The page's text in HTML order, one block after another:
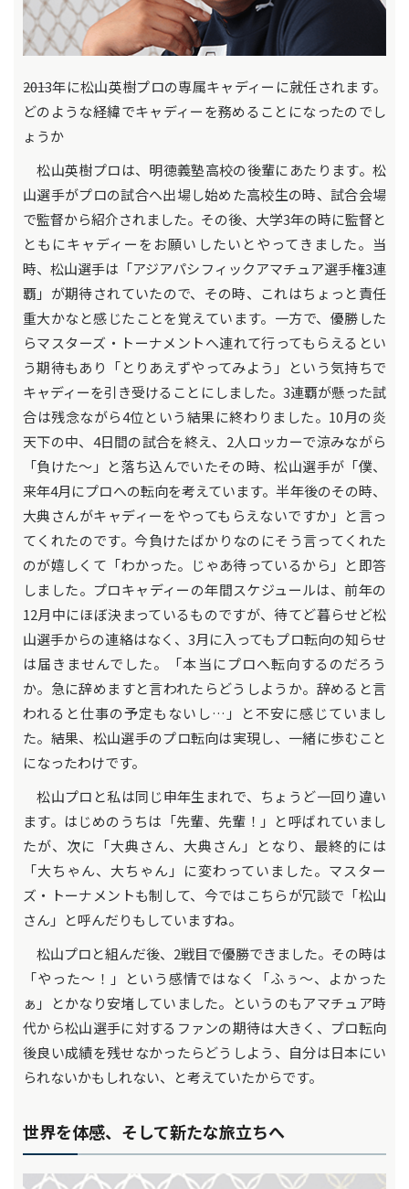
――2013年に松山英樹プロの専属キャディーに就任されます。
どのような経緯でキャディーを務めることになったのでし
ょうか
松山英樹プロは、明徳義塾高校の後輩にあたります。松
山選手がプロの試合へ出場し始めた高校生の時、試合会場
で監督から紹介されました。その後、大学3年の時に監督と
ともにキャディーをお願いしたいとやってきました。当
時、松山選手は「アジアパシフィックアマチュア選手権3連
覇」が期待されていたので、その時、これはちょっと責任
重大かなと感じたことを覚えています。一方で、優勝した
らマスターズ・トーナメントへ連れて行ってもらえるとい
う期待もあり「とりあえずやってみよう」という気持ちで
キャディーを引き受けることにしました。3連覇が懸った試
合は残念ながら4位という結果に終わりました。10月の炎
天下の中、4日間の試合を終え、2人ロッカーで涼みながら
「負けた～」と落ち込んでいたその時、松山選手が「僕、
来年4月にプロへの転向を考えています。半年後のその時、
大典さんがキャディーをやってもらえないですか」と言っ
てくれたのです。今負けたばかりなのにそう言ってくれた
のが嬉しくて「わかった。じゃあ待っているから」と即答
しました。プロキャディーの年間スケジュールは、前年の
12月中にほぼ決まっているものですが、待てど暮らせど松
山選手からの連絡はなく、3月に入ってもプロ転向の知らせ
は届きませんでした。「本当にプロへ転向するのだろう
か。急に辞めますと言われたらどうしようか。辞めると言
われると仕事の予定もないし…」と不安に感じていまし
た。結果、松山選手のプロ転向は実現し、一緒に歩むこと
になったわけです。
松山プロと私は同じ申年生まれで、ちょうど一回り違い
ます。はじめのうちは「先輩、先輩！」と呼ばれていまし
たが、次に「大典さん、大典さん」となり、最終的には
「大ちゃん、大ちゃん」に変わっていました。マスター
ズ・トーナメントも制して、今ではこちらが冗談で「松山
さん」と呼んだりもしていますね。
松山プロと組んだ後、2戦目で優勝できました。その時は
「やった～！」という感情ではなく「ふぅ～、よかった
ぁ」とかなり安堵していました。というのもアマチュア時
代から松山選手に対するファンの期待は大きく、プロ転向
後良い成績を残せなかったらどうしよう、自分は日本にい
られないかもしれない、と考えていたからです。
世界を体感、そして新たな旅立ちへ